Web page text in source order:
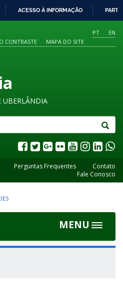
O
CONTEÚDO
ACESSO À INFORMAÇÃO
PT
EN
CONTRASTE MAPA DO SITE
UBERLÂNDIA
Perguntas Frequentes
Contato
Fale Conosco
MENU
Toggle